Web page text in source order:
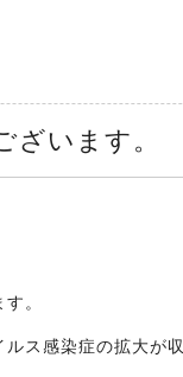
ざいます。
。
ス感染症の拡大が